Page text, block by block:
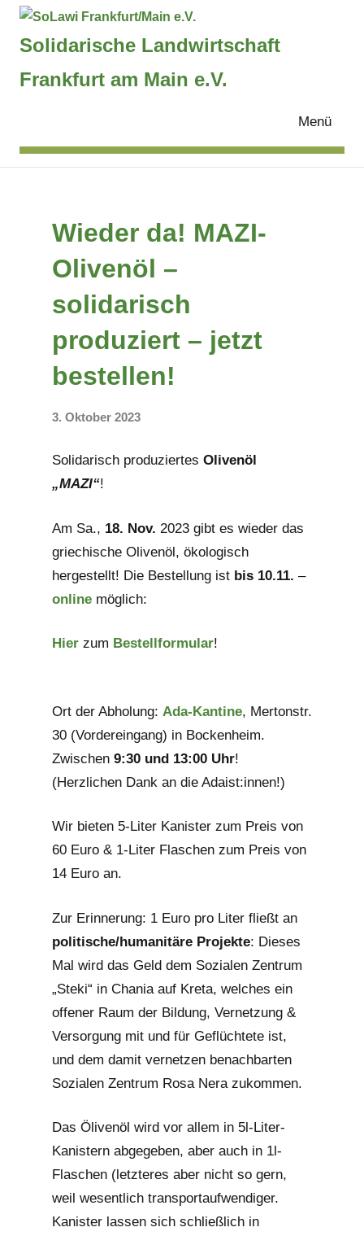
Zum
springen
SoLawi
Solidarische Landwirtschaft
Frankfurt am Main e.V.
Menü
Wieder da! MAZI-
Olivenöl –
solidarisch
produziert – jetzt
bestellen!
3. Oktober 2023
Solidarisch produziertes Olivenöl
„MAZI“!
Am Sa., 18. Nov. 2023 gibt es wieder das
griechische Olivenöl, ökologisch
hergestellt! Die Bestellung ist bis 10.11. –
online möglich:
Hier zum Bestellformular!
Ort der Abholung: Ada-Kantine, Mertonstr.
30 (Vordereingang) in Bockenheim.
Zwischen 9:30 und 13:00 Uhr!
(Herzlichen Dank an die Adaist:innen!)
Wir bieten 5-Liter Kanister zum Preis von
60 Euro & 1-Liter Flaschen zum Preis von
14 Euro an.
Zur Erinnerung: 1 Euro pro Liter fließt an
politische/humanitäre Projekte: Dieses
Mal wird das Geld dem Sozialen Zentrum
„Steki“ in Chania auf Kreta, welches ein
offener Raum der Bildung, Vernetzung &
Versorgung mit und für Geflüchtete ist,
und dem damit vernetzen benachbarten
Sozialen Zentrum Rosa Nera zukommen.
Das Ölivenöl wird vor allem in 5l-Liter-
Kanistern abgegeben, aber auch in 1l-
Flaschen (letzteres aber nicht so gern,
weil wesentlich transportaufwendiger.
Kanister lassen sich schließlich in